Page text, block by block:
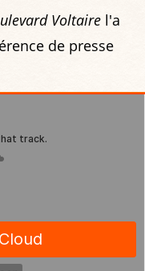
Voltaire l'a
de presse